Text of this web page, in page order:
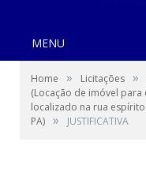
MENU
Home » Licitações »
(Locação de imóvel
localizado na rua
PA) » JUSTIFICATIVA